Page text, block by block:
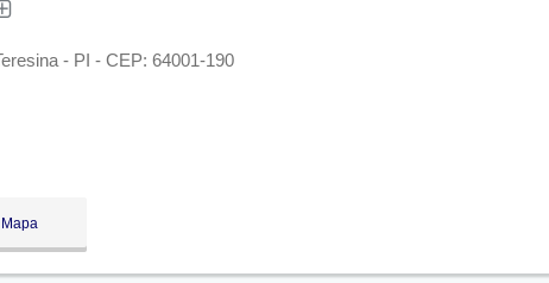
- PI - CEP: 64001-190